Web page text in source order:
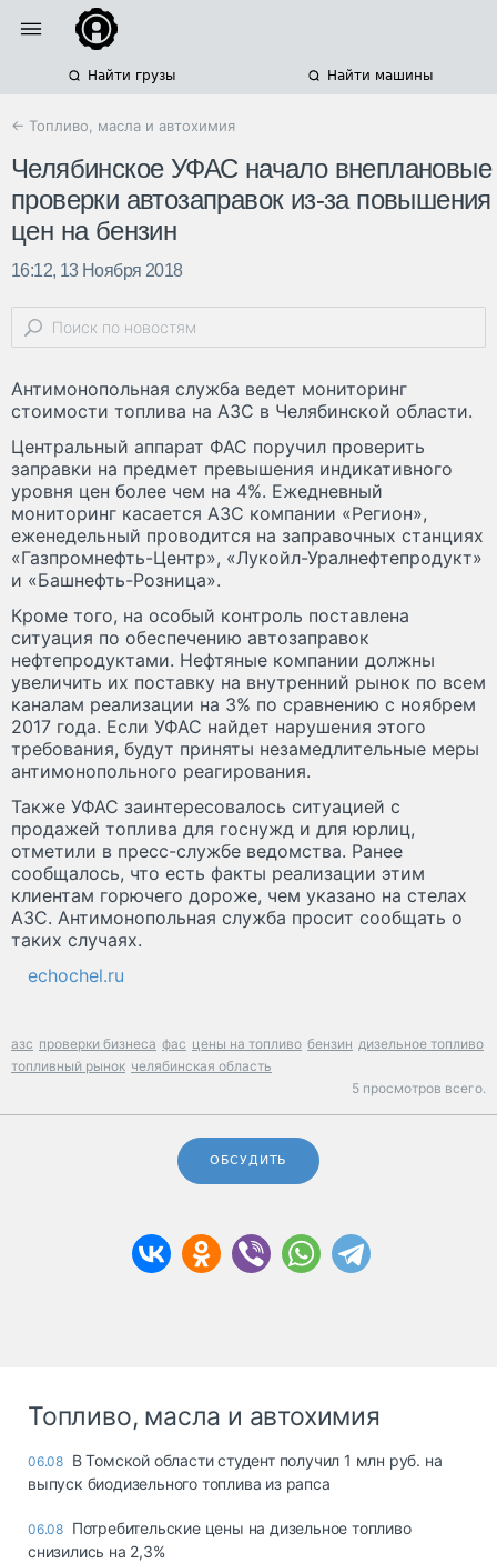
Найти грузы Найти машины
← Топливо, масла и автохимия
Челябинское УФАС начало внеплановые
проверки автозаправок из-за повышения
цен на бензин
16:12, 13 Ноября 2018
Антимонопольная служба ведет мониторинг
стоимости топлива на АЗС в Челябинской области.
Центральный аппарат ФАС поручил проверить
заправки на предмет превышения индикативного
уровня цен более чем на 4%. Ежедневный
мониторинг касается АЗС компании «Регион»,
еженедельный проводится на заправочных станциях
«Газпромнефть-Центр», «Лукойл-Уралнефтепродукт»
и «Башнефть-Розница».
Кроме того, на особый контроль поставлена
ситуация по обеспечению автозаправок
нефтепродуктами. Нефтяные компании должны
увеличить их поставку на внутренний рынок по всем
каналам реализации на 3% по сравнению с ноябрем
2017 года. Если УФАС найдет нарушения этого
требования, будут приняты незамедлительные меры
антимонопольного реагирования.
Также УФАС заинтересовалось ситуацией с
продажей топлива для госнужд и для юрлиц,
отметили в пресс-службе ведомства. Ранее
сообщалось, что есть факты реализации этим
клиентам горючего дороже, чем указано на стелах
АЗС. Антимонопольная служба просит сообщать о
таких случаях.
echochel.ru
азс проверки бизнеса фас цены на топливо бензин дизельное топливо
топливный рынок челябинская область
5 просмотров всего.
ОБСУДИТЬ
Топливо, масла и автохимия
06.08 В Томской области студент получил 1 млн руб. на
выпуск биодизельного топлива из рапса
06.08 Потребительские цены на дизельное топливо
снизились на 2,3%